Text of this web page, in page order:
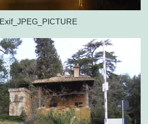
Exif_JPEG_PICTURE